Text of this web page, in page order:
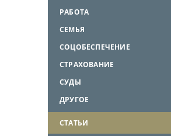
РАБОТА
СЕМЬЯ
СОЦОБЕСПЕЧЕНИЕ
СТРАХОВАНИЕ
СУДЫ
ДРУГОЕ
СТАТЬИ